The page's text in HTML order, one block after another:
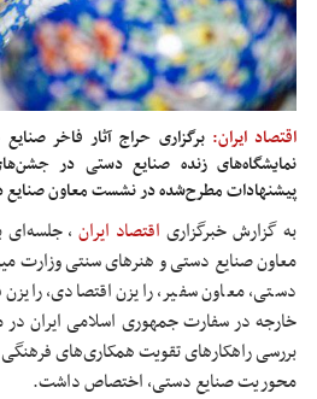
اقتصاد ایران: برگزاری حراج آثار فاخر
نمایشگاه‌های زنده صنایع دستی در
پیشنهادات مطرح‌شده در نشست معاون صنایع
به گزارش خبرگزاری اقتصاد ایران،جلسه‌ای
معاون صنایع دستی و هنرهای سنتی وزارت
دستی، معاون سفیر، رایزن اقتصادی،
خارجه در سفارت جمهوری اسلامی ایران
بررسی راهکارهای تقویت همکاری‌های فرهنگی
محوریت صنایع دستی، اختصاص داشت.